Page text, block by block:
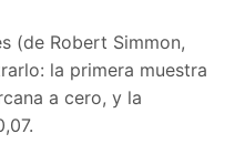
(de Robert Simmon,
la primera muestra
a cero, y la